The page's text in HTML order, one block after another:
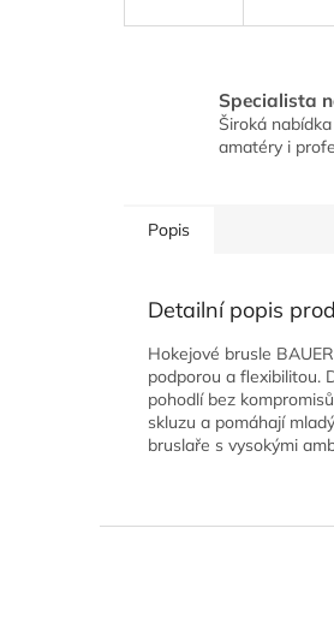
Specialista
Široká
amatéry i
Popis
Detailní popis
Hokejové brusle
podporou a flexibilitou.
pohodlí bez
skluzu a pomáhají
bruslaře s vysokými